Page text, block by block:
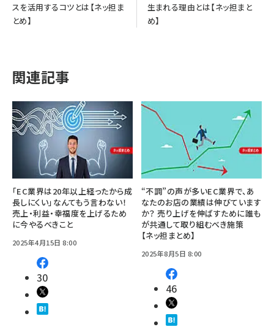
スを活用するコツとは【ネッ担ま
とめ】
生まれる理由とは【ネッ担まと
め】
関連記事
「EC業界は20年以上経ったから成
長しにくい」なんてもう言わない！
売上・利益・幸福度を上げるため
に今やるべきこと
2025年4月15日 8:00
30
“不調”の声が多いEC業界で、あ
なたのお店の業績は伸びています
か？ 売り上げを伸ばすために誰も
が共通して取り組むべき施策
【ネッ担まとめ】
2025年8月5日 8:00
46